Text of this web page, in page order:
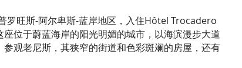
罗旺斯-阿尔卑斯-蓝岸地区，入住Hôtel Trocadero
位于蔚蓝海岸的阳光明媚的城市，以海滨漫步大道
观老尼斯，其狭窄的街道和色彩斑斓的房屋，还有